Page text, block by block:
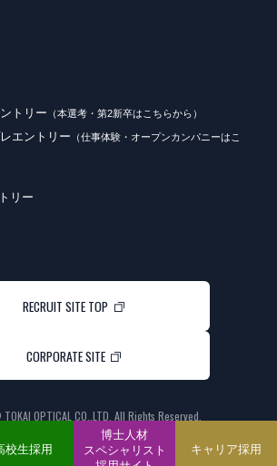
校生採用
博士人材
スペシャリスト
キャリア採用
トリー （本選考・第2新卒はこちらから）
エントリー （仕事体験・オープンカンパニーはこ
リー
RECRUIT SITE TOP
CORPORATE SITE
OPTICAL CO.,LTD. All Rights Reserved.